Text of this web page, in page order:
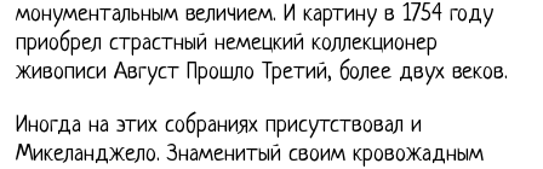
монументальным величием. И картину в 1754 году
приобрел страстный немецкий коллекционер
живописи Август Прошло Третий, более двух веков.
Иногда на этих собраниях присутствовал и
Микеланджело. Знаменитый своим кровожадным